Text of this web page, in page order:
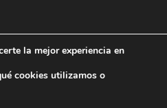
la mejor experiencia en
cookies utilizamos o